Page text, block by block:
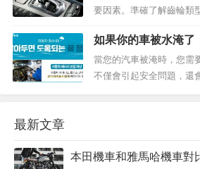
要因素。準確了解齒輪類
擇車輛。在本文中，我們
類型的汽車齒輪及其名稱
輪的作用汽車齒輪將發動
如果你的車被水淹了
當您的汽車被淹時，您需
不僅會引起安全問題，還
最新文章
本田機車和雅馬哈機車對